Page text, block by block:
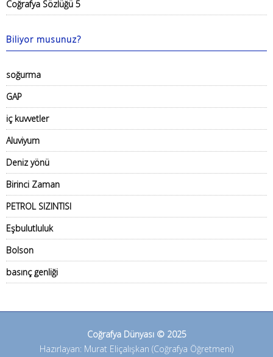
Coğrafya Sözlüğü 5
Biliyor musunuz?
soğurma
GAP
iç kuvvetler
Aluviyum
Deniz yönü
Birinci Zaman
PETROL SIZINTISI
Eşbulutluluk
Bolson
basınç genliği
Coğrafya Dünyası © 2025
Hazırlayan: Murat Eliçalışkan (Coğrafya Öğretmeni)